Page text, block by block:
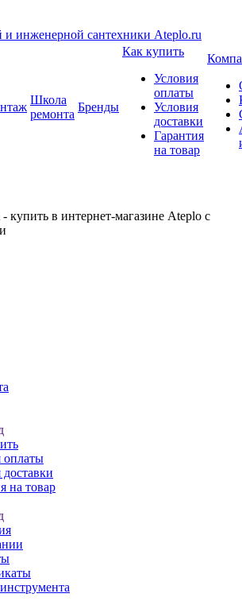
Школа
ремонта
Бренды
Как купить
Условия
оплаты
Условия
доставки
Гарантия
на товар
в интернет-магазине Ateplo с
оплаты
на товар